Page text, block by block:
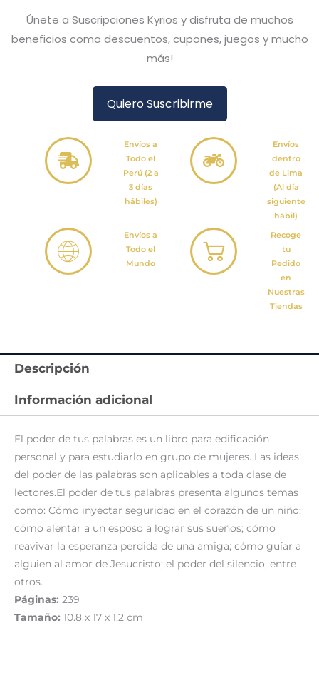
Únete a Suscripciones Kyrios y disfruta de muchos
beneficios como descuentos, cupones, juegos y mucho
más!
Quiero Suscribirme
Envíos a
Todo el
Perú (2 a
3 días
hábiles)
Envíos
dentro
de Lima
(Al día
siguiente
hábil)
Envíos a
Todo el
Mundo
Recoge
tu
Pedido
en
Nuestras
Tiendas
Descripción
Información adicional
El poder de tus palabras es un libro para edificación
personal y para estudiarlo en grupo de mujeres. Las ideas
del poder de las palabras son aplicables a toda clase de
lectores.El poder de tus palabras presenta algunos temas
como: Cómo inyectar seguridad en el corazón de un niño;
cómo alentar a un esposo a lograr sus sueños; cómo
reavivar la esperanza perdida de una amiga; cómo guíar a
alguien al amor de Jesucristo; el poder del silencio, entre
otros.
Páginas: 239
Tamaño: 10.8 x 17 x 1.2 cm